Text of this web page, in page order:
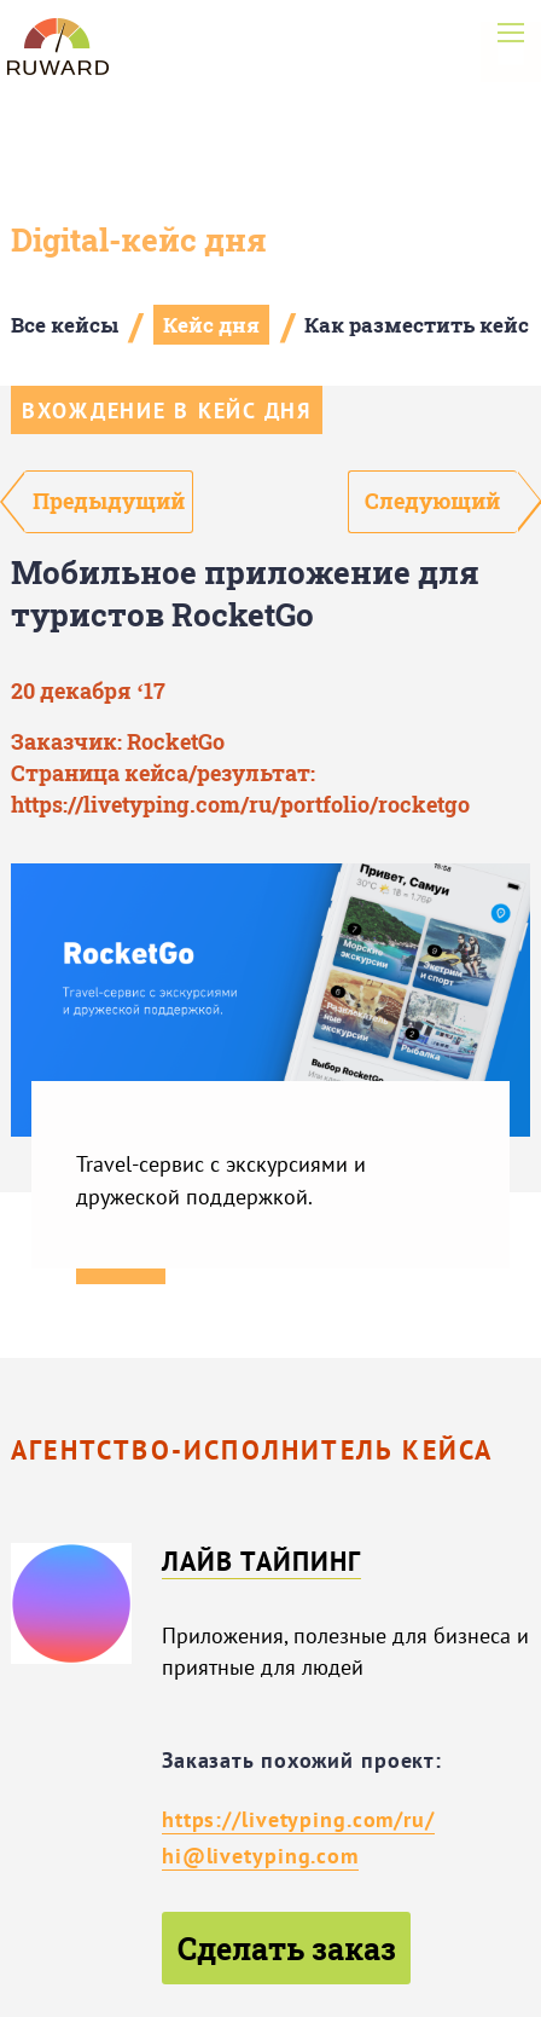
Digital-кейс дня
Все кейсы / Кейс дня / Как разместить кейс
Предыдущий Следующий
Мобильное приложение для
туристов RocketGo
ВХОЖДЕНИЕ В КЕЙС ДНЯ
20 декабря ‘17
Заказчик:RocketGo
Страница кейса/результат:
https://livetyping.com/ru/portfolio/rocketgo
Travel-сервис с экскурсиями и
дружеской поддержкой.
АГЕНТСТВО-ИСПОЛНИТЕЛЬ КЕЙСА
ЛАЙВ ТАЙПИНГ
Приложения, полезные для бизнеса и
приятные для людей
Заказать похожий проект:
https://livetyping.com/ru/
hi@livetyping.com
Сделать заказ